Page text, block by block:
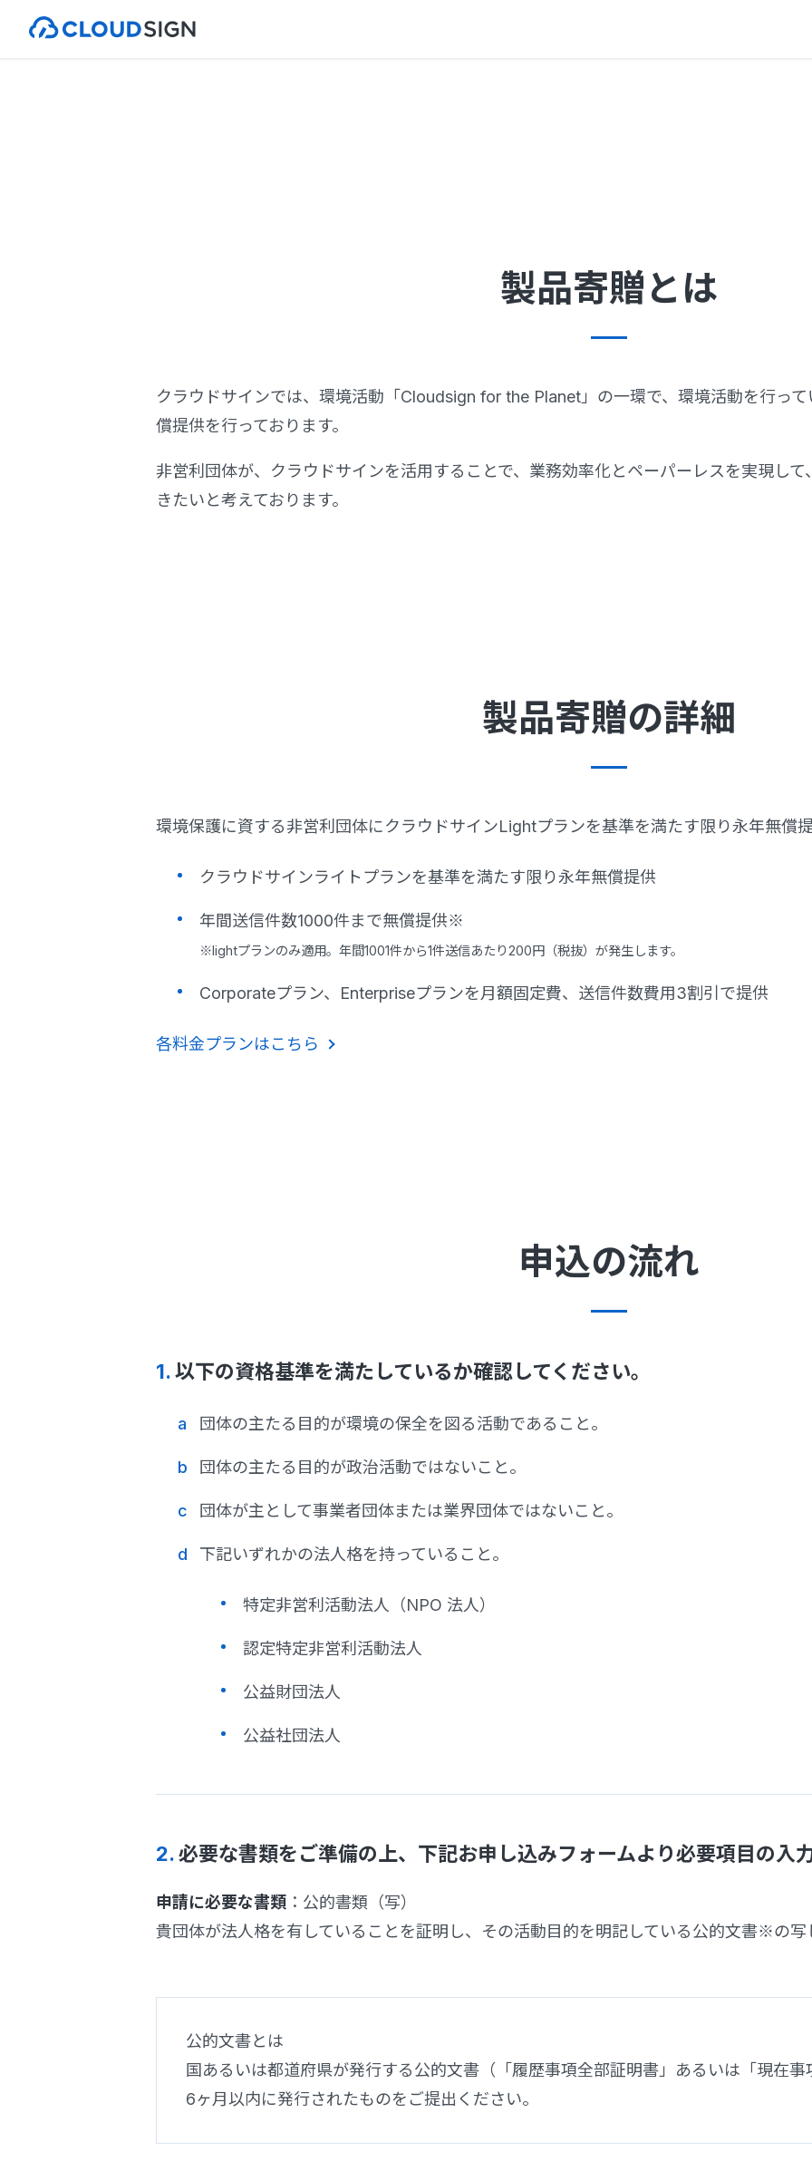
製品寄贈とは
クラウドサインでは、環境活動「Cloudsign for the Planet」の一環で、環境活動を行っ
償提供を行っております。
非営利団体が、クラウドサインを活用することで、業務効率化とペーパーレスを実現し
きたいと考えております。
製品寄贈の詳細
環境保護に資する非営利団体にクラウドサインLightプランを基準を満たす限り永年無償提
クラウドサインライトプランを基準を満たす限り永年無償提供
年間送信件数1000件まで無償提供※
※lightプランのみ適用。年間1001件から1件送信あたり200円（税抜）が発生します。
Corporateプラン、Enterpriseプランを月額固定費、送信件数費用3割引で提供
各料金プランはこちら
申込の流れ
1.以下の資格基準を満たしているか確認してください。
団体の主たる目的が環境の保全を図る活動であること。
団体の主たる目的が政治活動ではないこと。
団体が主として事業者団体または業界団体ではないこと。
下記いずれかの法人格を持っていること。
特定非営利活動法人（NPO 法人）
認定特定非営利活動法人
公益財団法人
公益社団法人
2.必要な書類をご準備の上、下記お申し込みフォームより必要項目の入
申請に必要な書類 ：公的書類（写）
貴団体が法人格を有していることを証明し、その活動目的を明記している公的文書※の写
公的文書とは
国あるいは都道府県が発行する公的文書（「履歴事項全部証明書」あるいは「現在事
6ヶ月以内に発行されたものをご提出ください。